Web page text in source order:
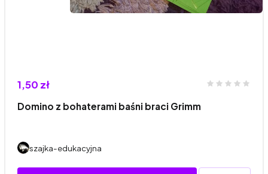
1,50 zł
Domino z bohaterami baśni braci Grimm
szajka-edukacyjna